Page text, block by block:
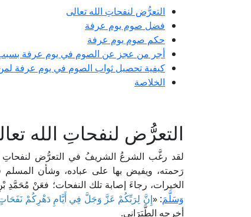
التعرُّض لنفحاتِ الله تعالى
فضل صوم يوم عرفة
حكم صوم يوم عرفة
أجر من عجز عن الصوم في يوم عرفة
كيفية تحصيل ثواب الصوم في يوم عرفة
الخلاصة
التعرُّض لنفحاتِ الله
لقد رغَّب الشرعُ الشريفُ في التعرُّض لنفحاتِ
رَحمته، ويفيض بها على عباده، وشأن
الخيرات، رجاءَ إصابة تلك النفحات؛ فعَنْ
وَسَلَّمَ: «إِنَّ لِرَبِّكُمْ عَزَّ وَجَلَّ فِي أَيَّامِ دَهْرِكُمْ
أخرجه الطَّبَرَانِي.